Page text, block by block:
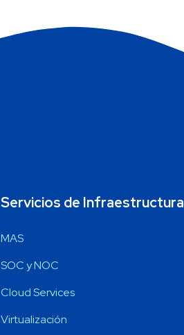
Servicios de Infraestructura
MAS
SOC y NOC
Cloud Services
Virtualización